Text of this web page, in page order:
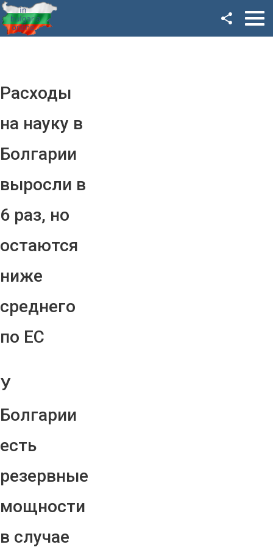
Расходы
на науку в
Болгарии
выросли в
6 раз, но
остаются
ниже
среднего
по ЕС
У
Болгарии
есть
резервные
мощности
в случае